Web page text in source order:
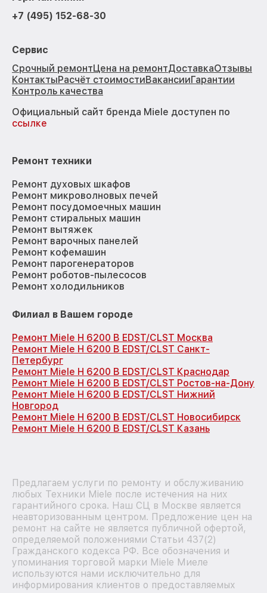
+7 (495) 152-68-30
Сервис
Срочный ремонтЦена на ремонтДоставкаОтзывы
КонтактыРасчёт стоимостиВакансииГарантии
Контроль качества
Официальный сайт бренда Miele доступен по
ссылке
Ремонт техники
Ремонт духовых шкафов
Ремонт микроволновых печей
Ремонт посудомоечных машин
Ремонт стиральных машин
Ремонт вытяжек
Ремонт варочных панелей
Ремонт кофемашин
Ремонт парогенераторов
Ремонт роботов-пылесосов
Ремонт холодильников
Филиал в Вашем городе
Ремонт Miele H 6200 B EDST/CLST Москва
Ремонт Miele H 6200 B EDST/CLST Санкт-
Петербург
Ремонт Miele H 6200 B EDST/CLST Краснодар
Ремонт Miele H 6200 B EDST/CLST Ростов-на-Дону
Ремонт Miele H 6200 B EDST/CLST Нижний
Новгород
Ремонт Miele H 6200 B EDST/CLST Новосибирск
Ремонт Miele H 6200 B EDST/CLST Казань
Предлагаем услуги по ремонту и обслуживанию
любых Техники Miele после истечения на них
гарантийного срока. Наш СЦ в Москве является
неавторизованным центром. Предложение цен на
ремонт на сайте не является публичной офертой,
определяемой положениями Статьи 437(2)
Гражданского кодекса РФ. Все обозначения и
упоминания торговой марки Miele Миеле
используются нами исключительно для
информирования клиентов о предоставляемых